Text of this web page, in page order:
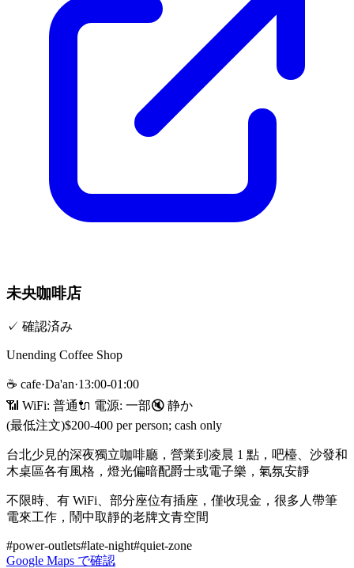
未央咖啡店
✓ 確認済み
Unending Coffee Shop
☕ cafe·Da'an·13:00-01:00
📶 WiFi: 普通🔌 電源: 一部🔇 静か
(最低注文)$200-400 per person; cash only
台北少見的深夜獨立咖啡廳，營業到凌晨 1 點，吧檯、沙發和
木桌區各有風格，燈光偏暗配爵士或電子樂，氣氛安靜
不限時、有 WiFi、部分座位有插座，僅收現金，很多人帶筆
電來工作，鬧中取靜的老牌文青空間
#power-outlets#late-night#quiet-zone
Google Maps で確認